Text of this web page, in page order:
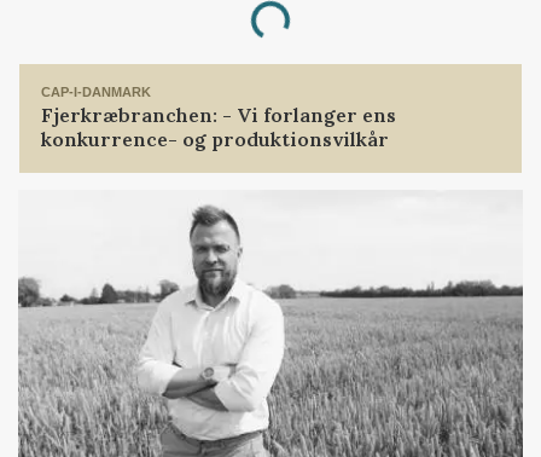
Loading...
CAP-I-DANMARK
Fjerkræbranchen: - Vi forlanger ens
konkurrence- og produktionsvilkår